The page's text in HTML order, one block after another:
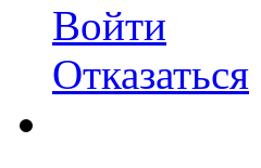
Войти
Отказаться